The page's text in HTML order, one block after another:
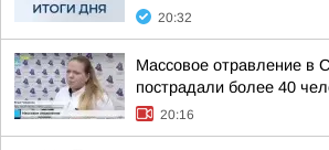
20:32
Массовое отравление в
пострадали более 40
20:16